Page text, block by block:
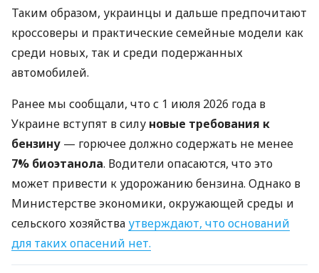
Таким образом, украинцы и дальше предпочитают
кроссоверы и практические семейные модели как
среди новых, так и среди подержанных
автомобилей.
Ранее мы сообщали, что с 1 июля 2026 года в
Украине вступят в силу новые требования к
бензину — горючее должно содержать не менее
7% биоэтанола. Водители опасаются, что это
может привести к удорожанию бензина. Однако в
Министерстве экономики, окружающей среды и
сельского хозяйства утверждают, что оснований
для таких опасений нет.